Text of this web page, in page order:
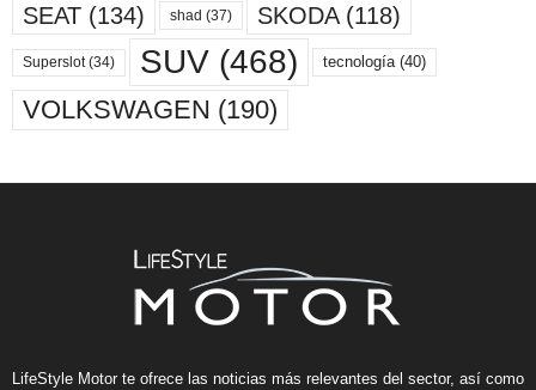
SEAT (134) shad (37) SKODA(118)
Superslot(34) SUV (468) tecnología(40)
VOLKSWAGEN (190)
LifeStyle Motor te ofrece las noticias más relevantes del sector, así como